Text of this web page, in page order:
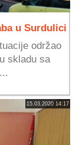
u Surdulici
održao
skladu sa
15.03.2020 14:17